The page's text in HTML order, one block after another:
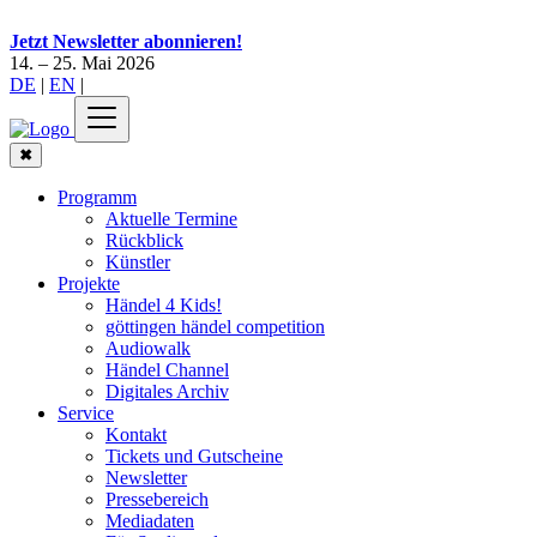
Jetzt Newsletter abonnieren!
14. – 25. Mai 2026
DE | EN |
✖
Programm
Aktuelle Termine
Rückblick
Künstler
Projekte
Händel 4 Kids!
göttingen händel competition
Audiowalk
Händel Channel
Digitales Archiv
Service
Kontakt
Tickets und Gutscheine
Newsletter
Pressebereich
Mediadaten